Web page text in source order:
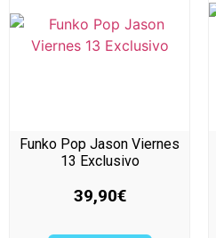
Funko Pop Jason Viernes
13 Exclusivo
39,90€